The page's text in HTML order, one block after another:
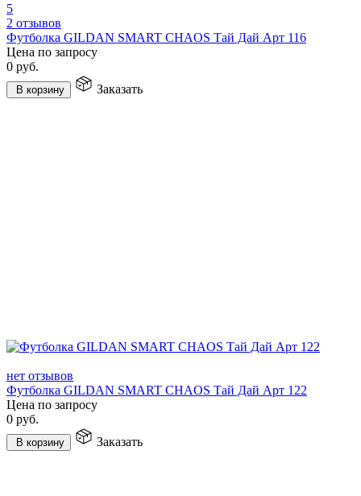
5
2 отзывов
Футболка GILDAN SMART CHAOS Тай Дай Арт 116
Цена по запросу
0 руб.
В корзину Заказать
нет отзывов
Футболка GILDAN SMART CHAOS Тай Дай Арт 122
Цена по запросу
0 руб.
В корзину Заказать